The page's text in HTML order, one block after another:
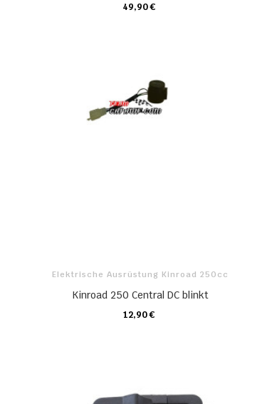
49,90 €
KARTE
Elektrische Ausrüstung Kinroad 250cc
Kinroad 250 Central DC blinkt
12,90 €
KARTE